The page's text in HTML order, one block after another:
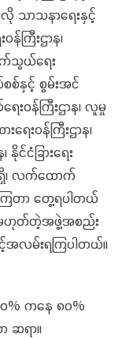
လို သာသနာရေးနှင့်
န်ကြီးဌာန၊
က်သွယ်ရေး
စစ်နှင့် စွမ်းအင်
ေးဝန်ကြီးဌာန၊ လူမှု
ေးဝန်ကြီးဌာန၊
င်ငံခြားရေး
ရှိ၊ လက်ထောက်
ကြတာ တွေ့ရပါတယ်
မဟုတ်တဲ့အဖွဲ့အစည်း
အလမ်းရကြပါတယ်။
% ကနေ ၈၀%
ဆရာ။